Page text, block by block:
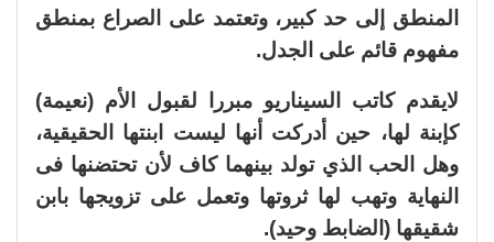
المنطق إلى حد كبير، وتعتمد على الصراع بمنطق
مفهوم قائم على الجدل.
لايقدم كاتب السيناريو مبررا لقبول الأم (نعيمة)
كإبنة لها، حين أدركت أنها ليست ابنتها الحقيقية،
وهل الحب الذي تولد بينهما كاف لأن تحتضنها فى
النهاية وتهب لها ثروتها وتعمل على تزويجها بابن
شقيقها (الضابط وحيد).